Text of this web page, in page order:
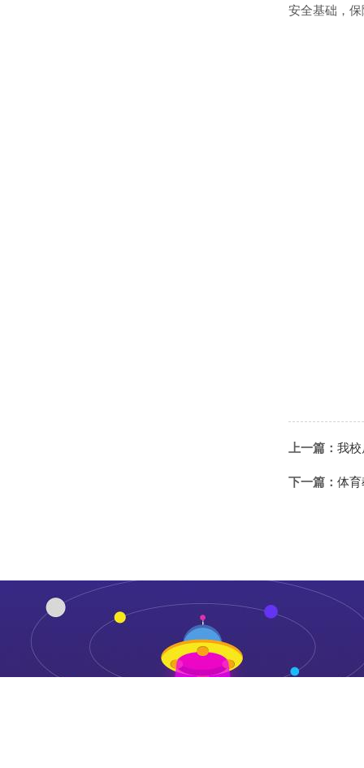
安全基础，
上一篇： 我
下一篇： 体